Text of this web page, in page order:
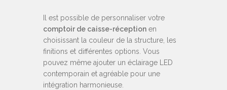
Il est possible de personnaliser votre
comptoir de caisse-réception en
choisissant la couleur de la structure, les
finitions et différentes options. Vous
pouvez même ajouter un éclairage LED
contemporain et agréable pour une
intégration harmonieuse.